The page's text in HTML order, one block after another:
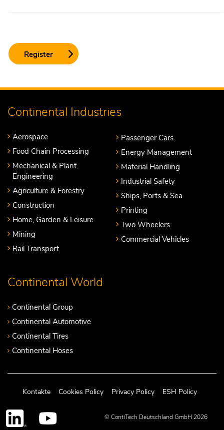
Continental Industries
Aerospace
Food Chain Processing
Mechanical & Plant
Engineering
Agriculture & Forestry
Construction
Home, Garden & Leisure
Mining
Rail Transport
Passenger Cars
Energy Management
Material Handling
Industrial Safety
Ships, Ports & Sea
Printing
Two Wheelers
Commercial Vehicles
Continental World
Continental Group
Continental Automotive
Continental Tires
Continental Hoses
Kontakte Cookies Policy Privacy Policy ESH Policy
© ContiTech Deutschland GmbH 2026